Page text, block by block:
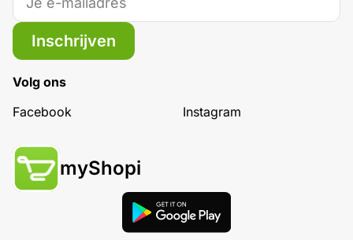
Inschrijven
Volg ons
Facebook
Instagram
myShopi